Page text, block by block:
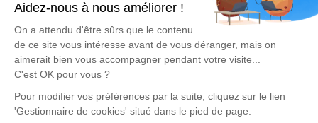
Notre agence
Pompes Funèbres Sigaud-Laury
05 36 37 16 66
ambulances.sigaud@gmail.com
162 Rue Neuve – 12290 – Pont-de-Salars